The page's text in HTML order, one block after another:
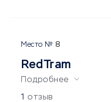
8
RedTram
Подробнее
1 отзыв